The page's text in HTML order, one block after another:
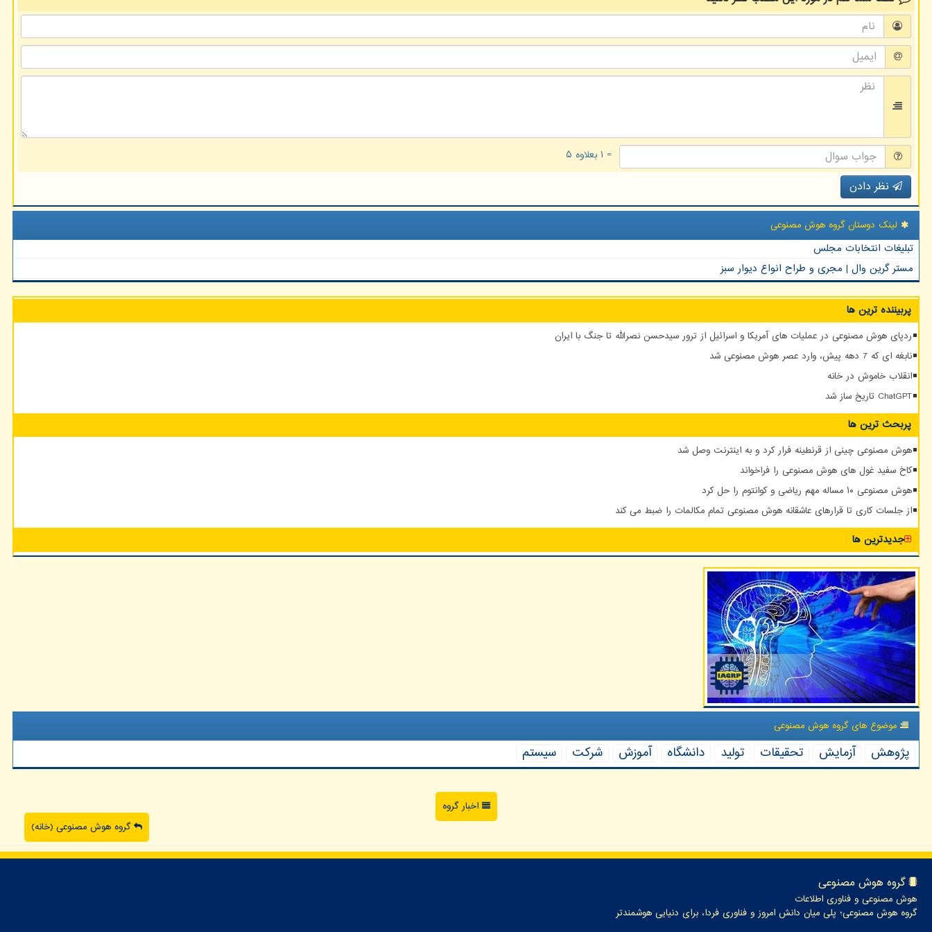
= ۱ بعلاوه ۵
نظر دادن
لینک دوستان گروه هوش مصنوعی
تبلیغات انتخابات مجلس
مستر گرین وال | مجری و طراح انواع دیوار سبز
پربیننده ترین ها
ردپای هوش مصنوعی در عملیات های آمریکا و اسرائیل از ترور سیدحسن نصرالله تا جنگ با ایران
نابغه ای که 7 دهه پیش، وارد عصر هوش مصنوعی شد
انقلاب خاموش در خانه
ChatGPT تاریخ ساز شد
پربحث ترین ها
هوش مصنوعی چینی از قرنطینه فرار کرد و به اینترنت وصل شد
کاخ سفید غول های هوش مصنوعی را فراخواند
هوش مصنوعی ۱۰ مساله مهم ریاضی و کوانتوم را حل کرد
از جلسات کاری تا قرارهای عاشقانه هوش مصنوعی تمام مکالمات را ضبط می کند
جدیدترین ها
موضوع های گروه هوش مصنوعی
پژوهش آزمایش تحقیقات تولید دانشگاه آموزش شركت سیستم
اخبار گروه
گروه هوش مصنوعی (خانه)
گروه هوش مصنوعی
هوش مصنوعی و فناوری اطلاعات
گروه هوش مصنوعی؛ پلی میان دانش امروز و فناوری فردا، برای دنیایی هوشمندتر